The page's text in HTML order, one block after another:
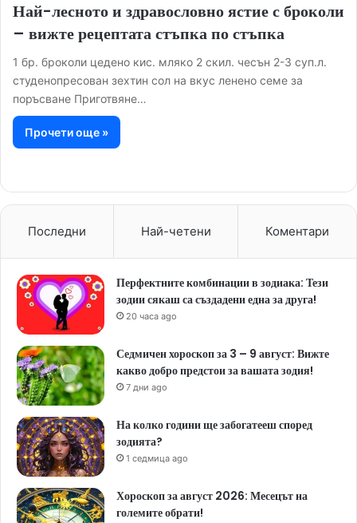
Най-лесното и здравословно ястие с броколи
– вижте рецептата стъпка по стъпка
1 бр. броколи цедено кис. мляко 2 скил. чесън 2-3 суп.л.
студенопресован зехтин сол на вкус ленено семе за
поръсване Приготвяне…
Прочети още »
Последни Най-четени Коментари
Перфектните комбинации в зодиака: Тези
зодии сякаш са създадени една за друга!
20 часа ago
Седмичен хороскоп за 3 – 9 август: Вижте
какво добро предстои за вашата зодия!
7 дни ago
На колко години ще забогатееш според
зодията?
1 седмица ago
Хороскоп за август 2026: Месецът на
големите обрати!